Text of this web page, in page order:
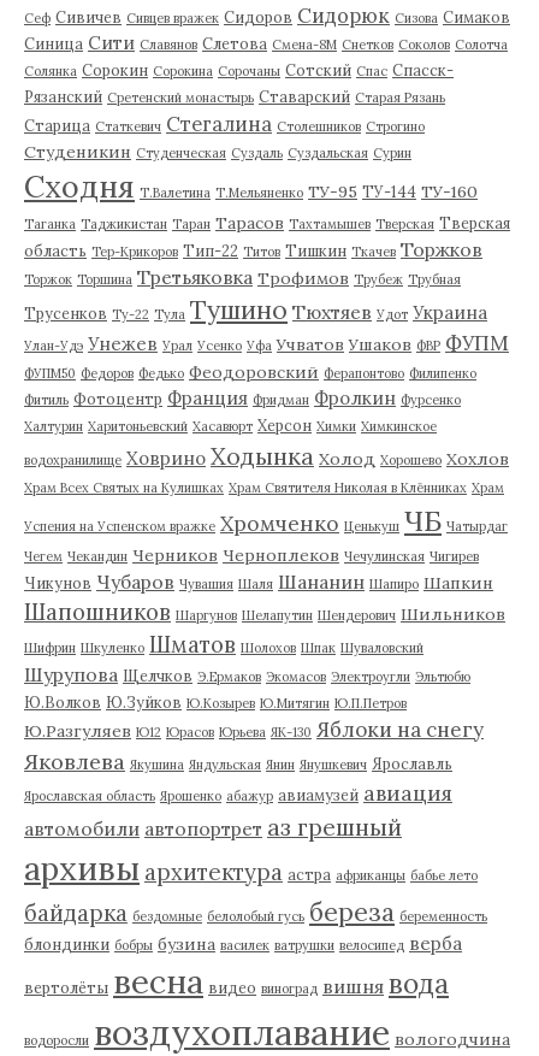
Сеф Сивичев Сивцев вражек Сидоров Сидорюк Сизова Симаков
Синица Сити Славянов Слетова Смена-8М Снетков Соколов Солотча
Солянка Сорокин Сорокина Сорочаны Сотский Спас Спасск-
Рязанский Сретенский монастырь Ставарский Старая Рязань
Старица Статкевич Стегалина Столешников Строгино
Студеникин Студенческая Суздаль Суздальская Сурин
Сходня Т.Валетина Т.Мельяненко ТУ-95 ТУ-144 ТУ-160
Таганка Таджикистан Таран Тарасов Тахтамышев Тверская Тверская
область Тер-Крикоров Тип-22 Титов Тишкин Ткачев Торжков
Торжок Торшина Третьяковка Трофимов Трубеж Трубная
Трусенков Ту-22 Тула Тушино Тюхтяев Удот Украина
Улан-Удэ Унежев Урал Усенко Уфа Учватов Ушаков ФВР ФУПМ
ФУПМ50 Федоров Федько Феодоровский Ферапонтово Филипенко
Фитиль Фотоцентр Франция Фридман Фролкин Фурсенко
Халтурин Харитоньевский Хасавюрт Херсон Химки Химкинское
водохранилище Ховрино Ходынка Холод Хорошево Хохлов
Храм Всех Святых на Кулишках Храм Святителя Николая в Клённиках Храм
Успения на Успенском вражке Хромченко Ценькуш ЧБ Чатырдаг
Чегем Чекандин Черников Черноплеков Чечулинская Чигирев
Чикунов Чубаров Чувашия Шаля Шананин Шапиро Шапкин
Шапошников Шаргунов Шелапутин Шендерович Шильников
Шифрин Шкуленко Шматов Шолохов Шпак Шуваловский
Шурупова Щелчков Э.Ермаков Экомасов Электроугли Эльтюбю
Ю.Волков Ю.Зуйков Ю.Козырев Ю.Митягин Ю.П.Петров
Ю.Разгуляев Ю12 Юрасов Юрьева ЯК-130 Яблоки на снегу
Яковлева Якушина Яндульская Янин Янушкевич Ярославль
Ярославская область Ярошенко абажур авиамузей авиация
автомобили автопортрет аз грешный
архивы архитектура астра африканцы бабье лето
байдарка бездомные белолобый гусь береза беременность
блондинки бобры бузина василек ватрушки велосипед верба
вертолёты весна видео виноград вишня вода
водоросли воздухоплавание вологодчина